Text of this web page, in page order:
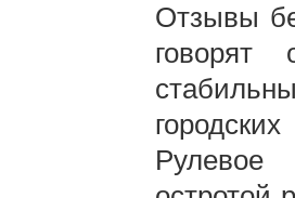
Отзывы
Рулевое